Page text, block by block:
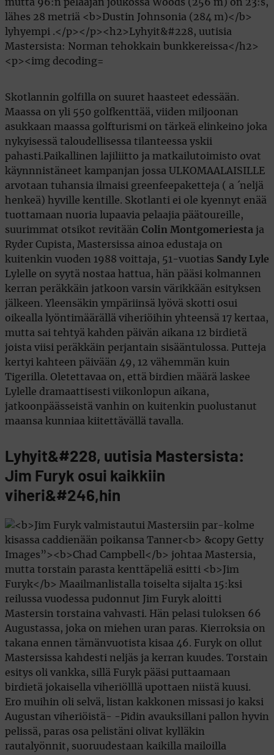
Skotlannin golfilla on suuret haasteet edessään.
Maassa on yli 550 golfkenttää, viiden miljoonan
asukkaan maassa golfturismi on tärkeä elinkeino joka
nykyisessä taloudellisessa tilanteessa yskii
pahasti.Paikallinen lajiliitto ja matkailutoimisto ovat
käynnnistäneet kampanjan jossa ULKOMAALAISILLE
arvotaan tuhansia ilmaisi greenfeepaketteja ( a ´neljä
henkeä) hyville kentille. Skotlanti ei ole kyennyt enää
tuottamaan nuoria lupaavia pelaajia päätoureille,
suurimmat otsikot revitään Colin Montgomeriesta ja
Ryder Cupista, Mastersissa ainoa edustaja on
kuitenkin vuoden 1988 voittaja, 51-vuotias Sandy Lyle
Lylelle on syytä nostaa hattua, hän pääsi kolmannen
kerran peräkkäin jatkoon varsin värikkään esityksen
jälkeen. Yleensäkin ympäriinsä lyövä skotti osui
oikealla lyöntimäärällä viheriöihin yhteensä 17 kertaa,
mutta sai tehtyä kahden päivän aikana 12 birdietä
joista viisi peräkkäin perjantain sisääntulossa. Putteja
kertyi kahteen päivään 49, 12 vähemmän kuin
Tigerilla. Oletettavaa on, että birdien määrä laskee
Lylelle dramaattisesti viikonlopun aikana,
jatkoonpäässeistä vanhin on kuitenkin puolustanut
maansa kunniaa kiitettävällä tavalla.
Lyhyit&#228, uutisia Mastersista:
Jim Furyk osui kaikkiin
viheri&#246,hin